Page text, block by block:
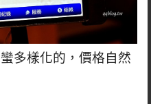
多樣化的，價格自然